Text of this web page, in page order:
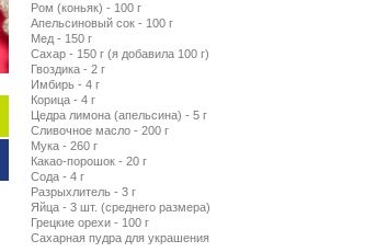
Ром (коньяк) - 100 г
Апельсиновый сок - 100 г
Мед - 150 г
Сахар - 150 г (я добавила 100 г)
Гвоздика - 2 г
Имбирь - 4 г
Корица - 4 г
Цедра лимона (апельсина) - 5 г
Сливочное масло - 200 г
Мука - 260 г
Какао-порошок - 20 г
Сода - 4 г
Разрыхлитель - 3 г
Яйца - 3 шт. (среднего размера)
Грецкие орехи - 100 г
Сахарная пудра для украшения